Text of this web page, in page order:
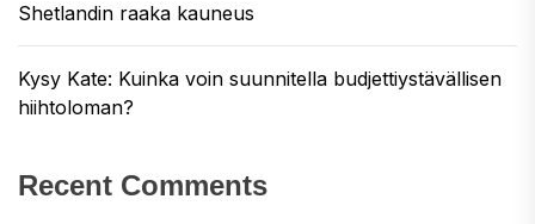
Shetlandin raaka kauneus
Kysy Kate: Kuinka voin suunnitella budjettiystävällisen
hiihtoloman?
Recent Comments